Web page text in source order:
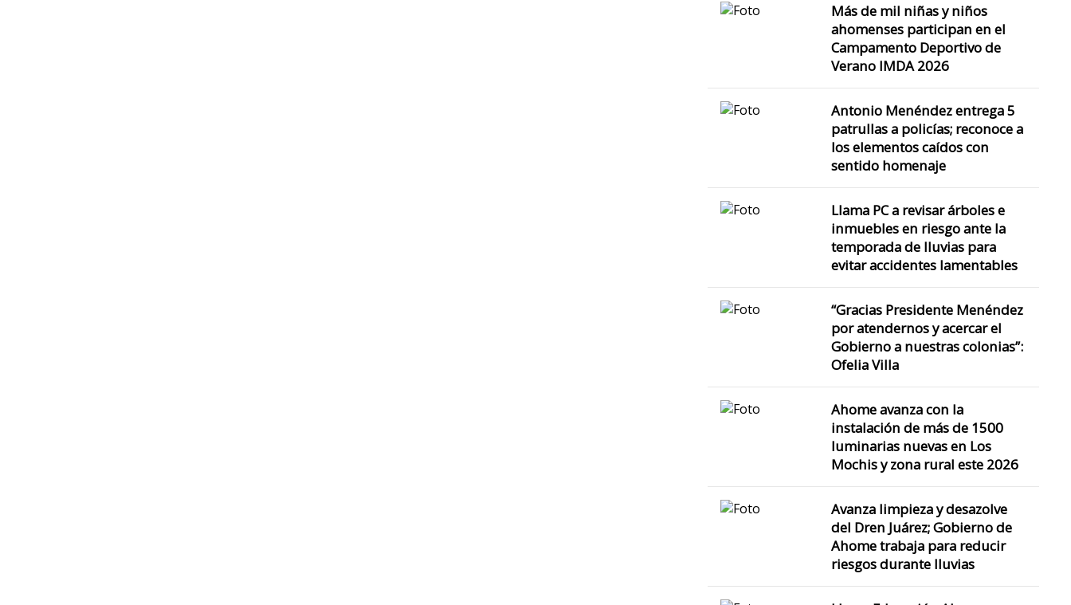
Más de mil niñas y niños
ahomenses participan en el
Campamento Deportivo de
Verano IMDA 2026
Antonio Menéndez entrega 5
patrullas a policías; reconoce a
los elementos caídos con
sentido homenaje
Llama PC a revisar árboles e
inmuebles en riesgo ante la
temporada de lluvias para
evitar accidentes lamentables
“Gracias Presidente Menéndez
por atendernos y acercar el
Gobierno a nuestras colonias”:
Ofelia Villa
Ahome avanza con la
instalación de más de 1500
luminarias nuevas en Los
Mochis y zona rural este 2026
Avanza limpieza y desazolve
del Dren Juárez; Gobierno de
Ahome trabaja para reducir
riesgos durante lluvias